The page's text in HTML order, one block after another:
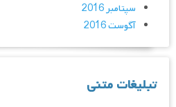
سپتامبر 2016
آگوست 2016
تبلیغات متنی